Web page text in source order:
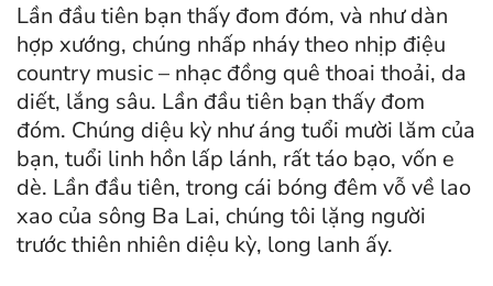
Lần đầu tiên bạn thấy đom đóm, và như dàn
hợp xướng, chúng nhấp nháy theo nhịp điệu
country music – nhạc đồng quê thoai thoải, da
diết, lắng sâu. Lần đầu tiên bạn thấy đom
đóm. Chúng diệu kỳ như áng tuổi mười lăm của
bạn, tuổi linh hồn lấp lánh, rất táo bạo, vốn e
dè. Lần đầu tiên, trong cái bóng đêm vỗ về lao
xao của sông Ba Lai, chúng tôi lặng người
trước thiên nhiên diệu kỳ, long lanh ấy.